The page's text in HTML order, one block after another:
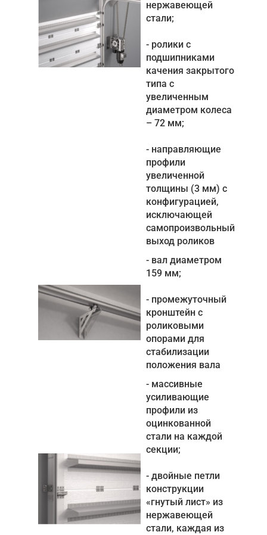
нержавеющей
стали;
- ролики с
подшипниками
качения закрытого
типа с
увеличенным
диаметром колеса
– 72 мм;
- направляющие
профили
увеличенной
толщины (3 мм) с
конфигурацией,
исключающей
самопроизвольный
выход роликов
- вал диаметром
159 мм;
- промежуточный
кронштейн с
роликовыми
опорами для
стабилизации
положения вала
- массивные
усиливающие
профили из
оцинкованной
стали на каждой
секции;
- двойные петли
конструкции
«гнутый лист» из
нержавеющей
стали, каждая из